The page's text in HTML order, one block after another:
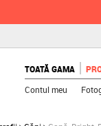
TOATĂ GAMA
Contul meu